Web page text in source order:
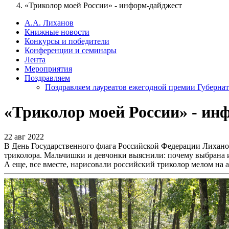
«Триколор моей России» - информ-дайджест
А.А. Лиханов
Книжные новости
Конкурсы и победители
Конференции и семинары
Лента
Мероприятия
Поздравляем
Поздравляем лауреатов ежегодной премии
«Триколор моей России» -
22 авг 2022
В День Государственного флага Российской Федерации
триколора. Мальчишки и девчонки выяснили: почему выбрана
А еще, все вместе, нарисовали российский триколор мелом на